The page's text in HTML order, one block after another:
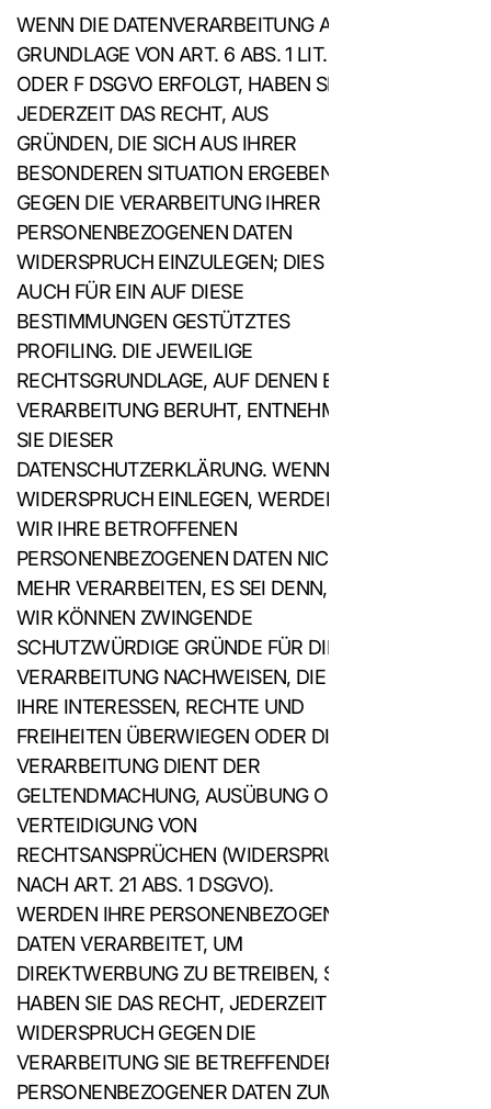
WENN DIE DATENVERARBEITUNG AUF
GRUNDLAGE VON ART. 6 ABS. 1 LIT. E
ODER F DSGVO ERFOLGT, HABEN SIE
JEDERZEIT DAS RECHT, AUS
GRÜNDEN, DIE SICH AUS IHRER
BESONDEREN SITUATION ERGEBEN,
GEGEN DIE VERARBEITUNG IHRER
PERSONENBEZOGENEN DATEN
WIDERSPRUCH EINZULEGEN; DIES GILT
AUCH FÜR EIN AUF DIESE
BESTIMMUNGEN GESTÜTZTES
PROFILING. DIE JEWEILIGE
RECHTSGRUNDLAGE, AUF DENEN EINE
VERARBEITUNG BERUHT, ENTNEHMEN
SIE DIESER
DATENSCHUTZERKLÄRUNG. WENN SIE
WIDERSPRUCH EINLEGEN, WERDEN
WIR IHRE BETROFFENEN
PERSONENBEZOGENEN DATEN NICHT
MEHR VERARBEITEN, ES SEI DENN,
WIR KÖNNEN ZWINGENDE
SCHUTZWÜRDIGE GRÜNDE FÜR DIE
VERARBEITUNG NACHWEISEN, DIE
IHRE INTERESSEN, RECHTE UND
FREIHEITEN ÜBERWIEGEN ODER DIE
VERARBEITUNG DIENT DER
GELTENDMACHUNG, AUSÜBUNG ODER
VERTEIDIGUNG VON
RECHTSANSPRÜCHEN (WIDERSPRUCH
NACH ART. 21 ABS. 1 DSGVO).
WERDEN IHRE PERSONENBEZOGENEN
DATEN VERARBEITET, UM
DIREKTWERBUNG ZU BETREIBEN, SO
HABEN SIE DAS RECHT, JEDERZEIT
WIDERSPRUCH GEGEN DIE
VERARBEITUNG SIE BETREFFENDER
PERSONENBEZOGENER DATEN ZUM